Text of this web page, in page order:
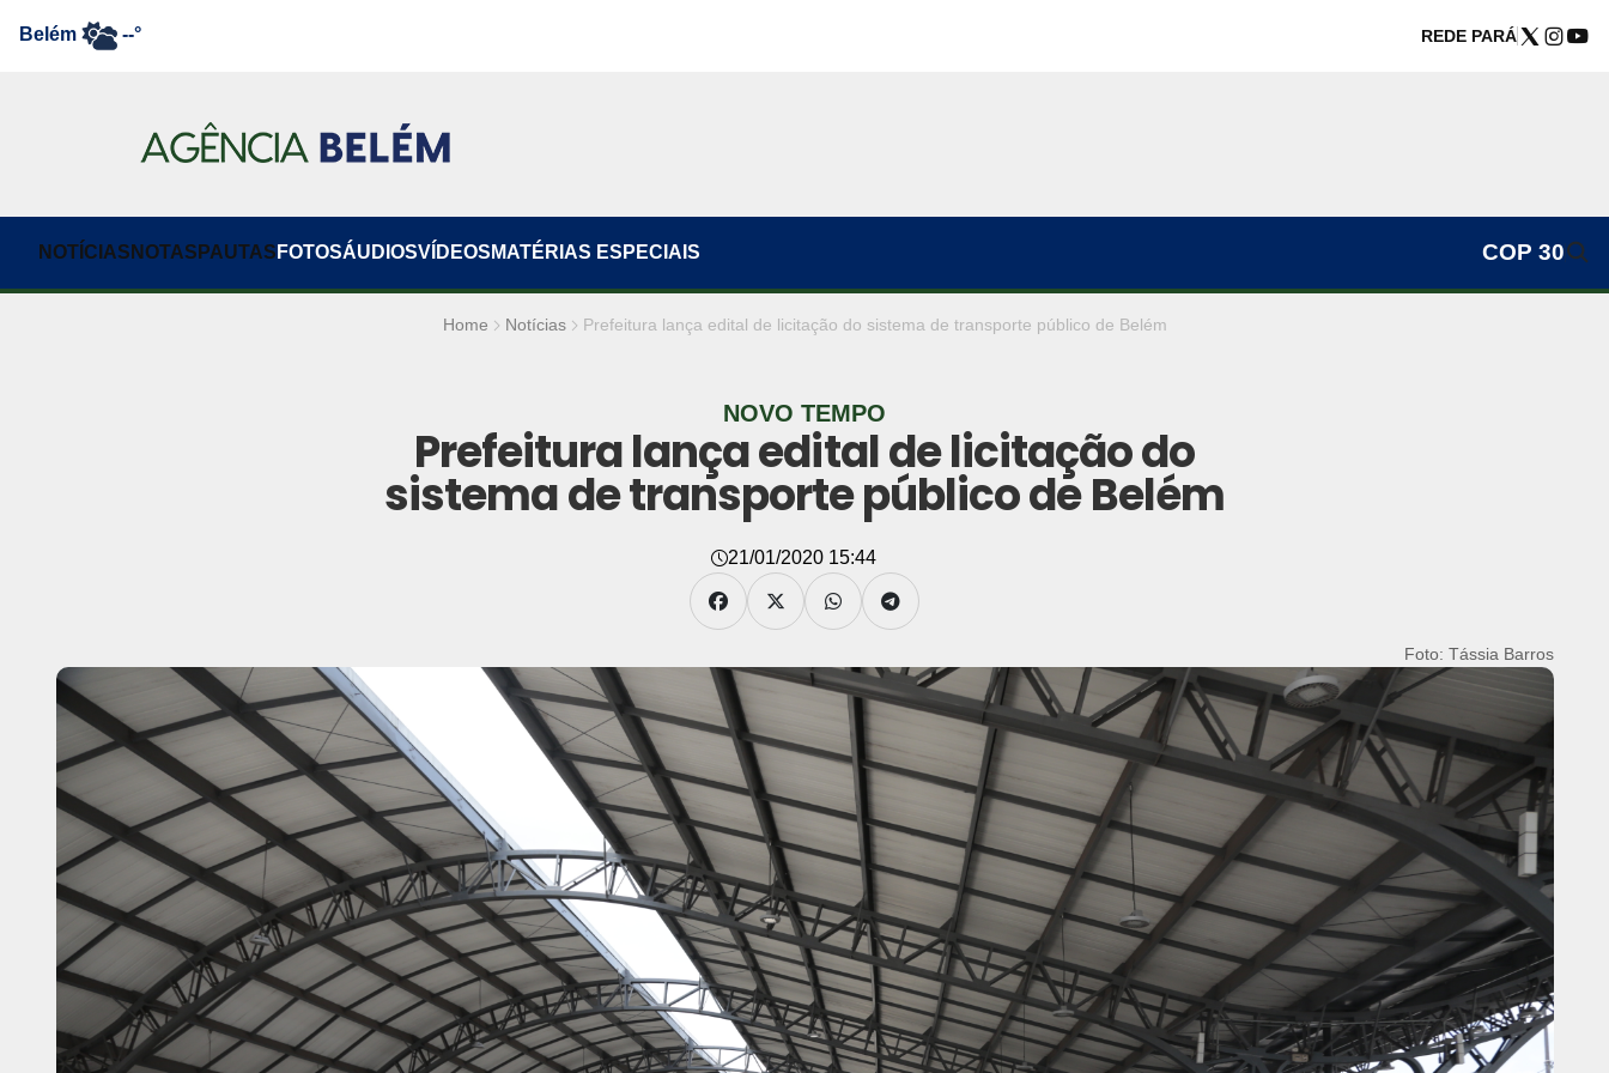
Belém --° REDE PARÁ
NOTÍCIAS NOTAS PAUTAS FOTOSÁUDIOSVÍDEOS MATÉRIAS ESPECIAIS COP 30
Home Notícias Prefeitura lança edital de licitação do sistema de transporte público de Belém
NOVO TEMPO
Prefeitura lança edital de licitação do
sistema de transporte público de Belém
21/01/2020 15:44
Foto: João Gomes / COMUS